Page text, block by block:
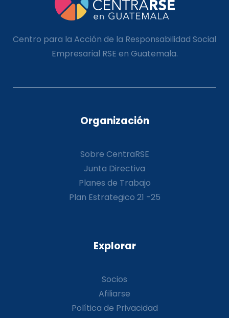
Centro para la Acción de la Responsabilidad Social
Empresarial RSE en Guatemala.
Organización
Sobre CentraRSE
Junta Directiva
Planes de Trabajo
Plan Estrategico 21 -25
Explorar
Socios
Afiliarse
Política de Privacidad